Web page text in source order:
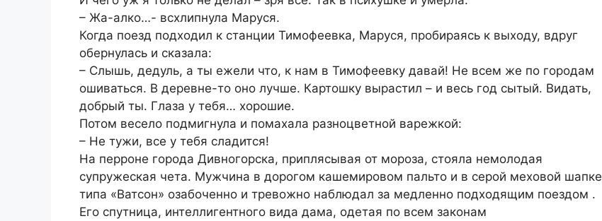
– Жа-алко…- всхлипнула Маруся.
Когда поезд подходил к станции Тимофеевка, Маруся, пробираясь к выходу, вдруг
обернулась и сказала:
– Слышь, дедуль, а ты ежели что, к нам в Тимофеевку давай! Не всем же по городам
ошиваться. В деревне-то оно лучше. Картошку вырастил – и весь год сытый. Видать,
добрый ты. Глаза у тебя… хорошие.
Потом весело подмигнула и помахала разноцветной варежкой:
– Не тужи, все у тебя сладится!
На перроне города Дивногорска, приплясывая от мороза, стояла немолодая
супружеская чета. Мужчина в дорогом кашемировом пальто и в серой меховой шапке
типа «Ватсон» озабоченно и тревожно наблюдал за медленно подходящим поездом .
Его спутница, интеллигентного вида дама, одетая по всем законам